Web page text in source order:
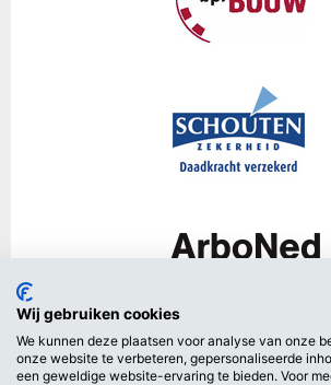
Wij gebruiken cookies
We kunnen deze plaatsen voor analyse van onze
onze website te verbeteren, gepersonaliseerde
een geweldige website-ervaring te bieden. Voor